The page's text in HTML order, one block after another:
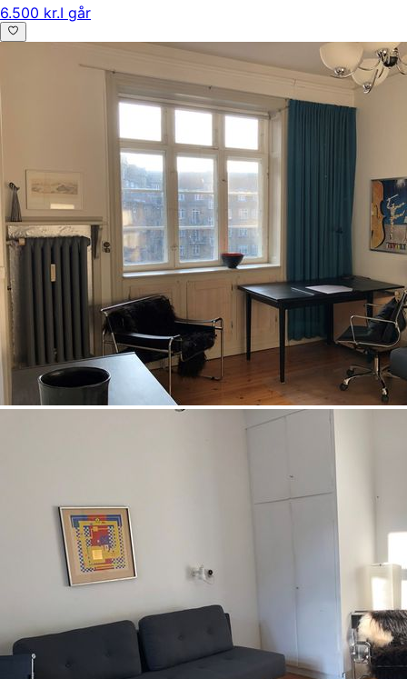
6.500 kr.I går